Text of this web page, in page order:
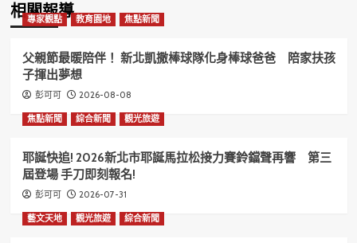
相關報導
專家觀點 教育園地 焦點新聞
父親節最暖陪伴！ 新北凱撒棒球隊化身棒球爸爸 陪家扶孩
子揮出夢想
彭可可 2026-08-08
焦點新聞 綜合新聞 觀光旅遊
耶誕快追! 2026新北市耶誕馬拉松接力賽鈴鐺聲再響 第三
屆登場 手刀即刻報名!
彭可可 2026-07-31
藝文天地 觀光旅遊 綜合新聞